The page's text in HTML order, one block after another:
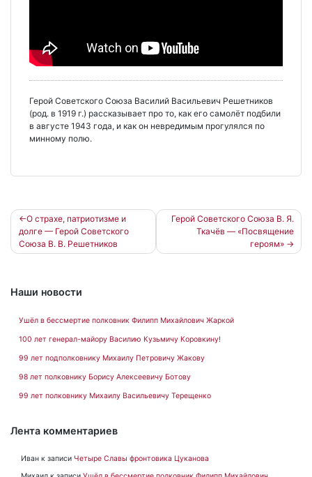
Герой Советского Союза Василий Васильевич Решетников
(род. в 1919 г.) рассказывает про то, как его самолёт подбили
в августе 1943 года, и как он невредимым прогулялся по
минному полю.
Навигация
по
записям
О страхе, патриотизме и
долге — Герой Советского
Союза В. В. Решетников
Герой Советского Союза В. Я.
Ткачёв — «Посвящение
героям»
Наши новости
Ушёл в бессмертие полковник Филипп Михайлович Жаркой
100 лет генерал-майору Василию Кузьмичу Коровкину!
99 лет подполковнику Михаилу Петровичу Жакову
98 лет полковнику Борису Алексеевичу Ботову
99 лет полковнику Михаилу Васильевичу Терещенко
Лента комментариев
Иван к записи Четыре Славы фронтовика Цуканова